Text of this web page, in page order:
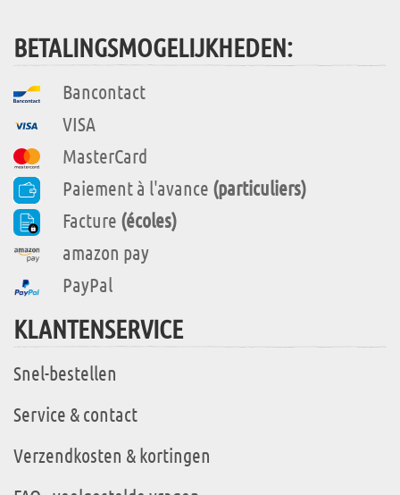
BETALINGSMOGELIJKHEDEN:
Bancontact
VISA
MasterCard
Paiement à l'avance (particuliers)
Facture (écoles)
amazon pay
PayPal
KLANTENSERVICE
Snel-bestellen
Service & contact
Verzendkosten & kortingen